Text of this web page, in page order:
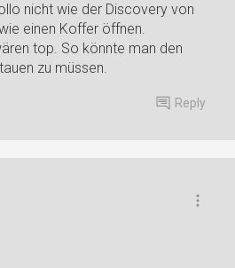
nicht wie der Discovery von
einen Koffer öffnen.
top. So könnte man den
zu müssen.
Reply